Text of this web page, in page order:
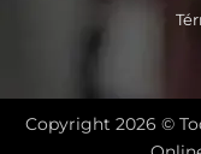
Copyright 2026 ©